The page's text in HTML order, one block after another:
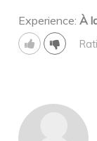
Experience:À